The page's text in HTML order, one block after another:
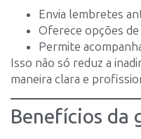
Envia lembretes
Oferece opções
Permite
Isso não só reduz a
maneira clara e
Benefícios da